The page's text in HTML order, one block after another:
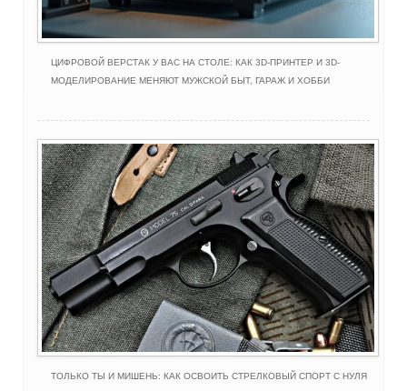
ЦИФРОВОЙ ВЕРСТАК У ВАС НА СТОЛЕ: КАК 3D-ПРИНТЕР И 3D-
МОДЕЛИРОВАНИЕ МЕНЯЮТ МУЖСКОЙ БЫТ, ГАРАЖ И ХОББИ
ТОЛЬКО ТЫ И МИШЕНЬ: КАК ОСВОИТЬ СТРЕЛКОВЫЙ СПОРТ С НУЛЯ